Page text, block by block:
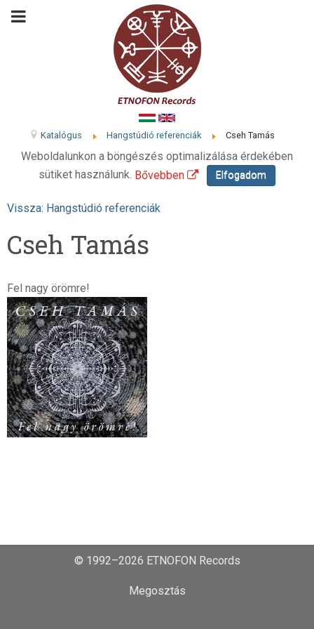
Katalógus Hangstúdió referenciák Cseh Tamás
Weboldalunkon a böngészés optimalizálása érdekében
sütiket használunk. Bővebben Elfogadom
Vissza: Hangstúdió referenciák
Cseh Tamás
Fel nagy örömre!
© 1992–2026 ETNOFON Records
Megosztás